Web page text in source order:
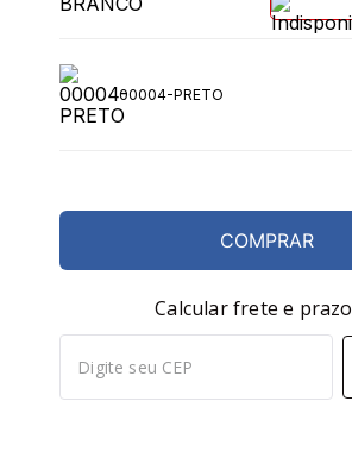
00004-PRETO
COMPRAR
Calcular frete e prazo